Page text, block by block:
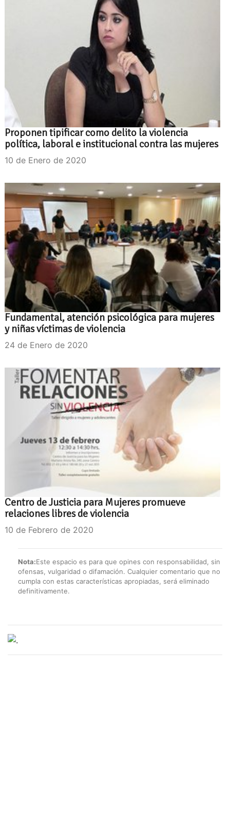
Proponen tipificar como delito la violencia
política, laboral e institucional contra las mujeres
10 de Enero de 2020
Fundamental, atención psicológica para mujeres
y niñas víctimas de violencia
24 de Enero de 2020
Centro de Justicia para Mujeres promueve
relaciones libres de violencia
10 de Febrero de 2020
Nota:Este espacio es para que opines con responsabilidad, sin
ofensas, vulgaridad o difamación. Cualquier comentario que no
cumpla con estas características apropiadas, será eliminado
definitivamente.